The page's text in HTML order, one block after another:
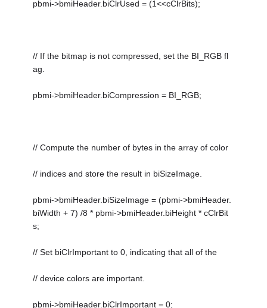
pbmi->bmiHeader.biClrUsed = (1<<cClrBits);
// If the bitmap is not compressed, set the BI_RGB fl
ag.
pbmi->bmiHeader.biCompression = BI_RGB;
// Compute the number of bytes in the array of color
// indices and store the result in biSizeImage.
pbmi->bmiHeader.biSizeImage = (pbmi->bmiHeader.
biWidth + 7) /8 * pbmi->bmiHeader.biHeight * cClrBit
s;
// Set biClrImportant to 0, indicating that all of the
// device colors are important.
pbmi->bmiHeader.biClrImportant = 0;